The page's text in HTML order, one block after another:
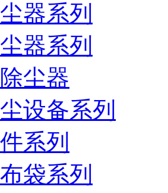
器系列
器系列
尘器
设备系列
系列
袋系列